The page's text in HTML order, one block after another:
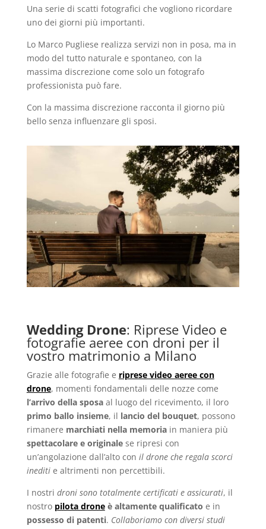
Una serie di scatti fotografici che vogliono ricordare
uno dei giorni più importanti.
Lo Marco Pugliese realizza servizi non in posa, ma in
modo del tutto naturale e spontaneo, con la
massima discrezione come solo un fotografo
professionista può fare.
Con la massima discrezione racconta il giorno più
bello senza influenzare gli sposi.
Wedding Drone: Riprese Video e
fotografie aeree con droni per il
vostro matrimonio a Milano
Grazie alle fotografie e riprese video aeree con
drone, momenti fondamentali delle nozze come
l’arrivo della sposaal luogo del ricevimento, il loro
primo ballo insieme, il lancio del bouquet, possono
rimanere marchiati nella memoriain maniera più
spettacolare e originalese ripresi con
un’angolazione dall’alto con il drone che regala scorci
ineditie altrimenti non percettibili.
I nostri droni sono totalmente certificati e assicurati, il
nostro pilota droneè altamente qualificato e in
possesso di patenti. Collaboriamo con diversi studi